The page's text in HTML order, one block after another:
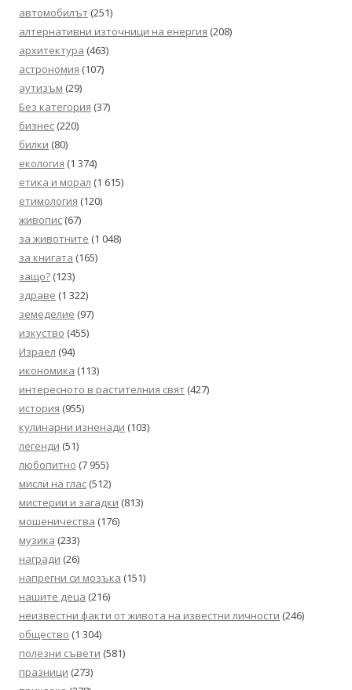
автомобилът (251)
алтернативни източници на енергия (208)
архитектура (463)
астрономия (107)
аутизъм (29)
Без категория (37)
бизнес (220)
билки (80)
екология (1 374)
етика и морал (1 615)
етимология (120)
живопис (67)
за животните (1 048)
за книгата (165)
защо? (123)
здраве (1 322)
земеделие (97)
изкуство (455)
Израел (94)
икономика (113)
интересното в растителния свят (427)
история (955)
кулинарни изненади (103)
легенди (51)
любопитно (7 955)
мисли на глас (512)
мистерии и загадки (813)
мошеничества (176)
музика (233)
награди (26)
напрегни си мозъка (151)
нашите деца (216)
неизвестни факти от живота на известни личности (246)
общество (1 304)
полезни съвети (581)
празници (273)